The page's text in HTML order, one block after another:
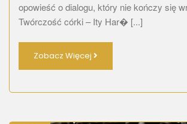
opowieść o dialogu, który nie kończy się
Twórczość córki – Ity Har� [...]
Zobacz Więcej